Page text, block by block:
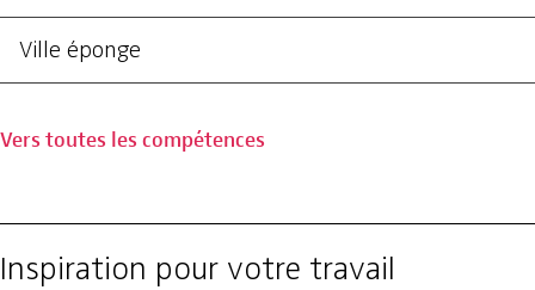
Ville éponge
Vers toutes les compétences
Inspiration pour votre travail